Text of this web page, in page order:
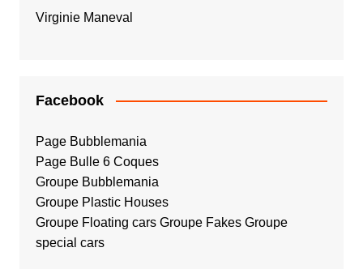
Virginie Maneval
Facebook
Page Bubblemania
Page Bulle 6 Coques
Groupe Bubblemania
Groupe Plastic Houses
Groupe Floating cars Groupe Fakes Groupe
special cars